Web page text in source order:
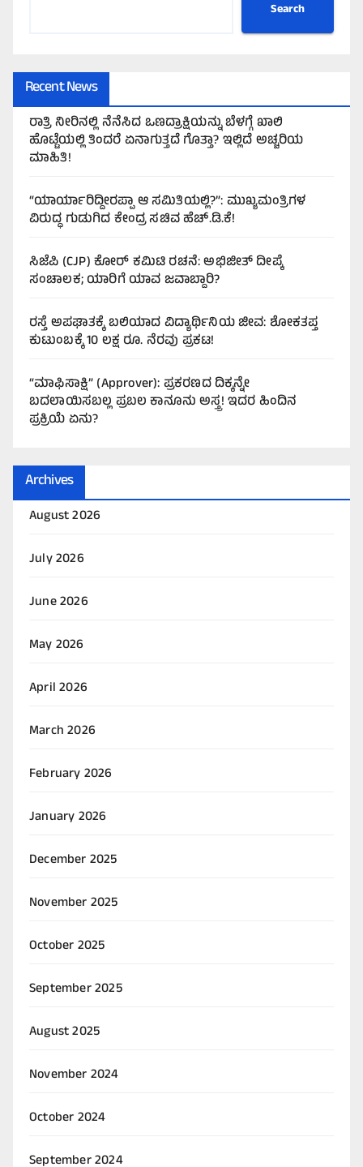
Search
Recent News
ರಾತ್ರಿ ನೀರಿನಲ್ಲಿ ನೆನೆಸಿದ ಒಣದ್ರಾಕ್ಷಿಯನ್ನು ಬೆಳಗ್ಗೆ ಖಾಲಿ
ಹೊಟ್ಟೆಯಲ್ಲಿ ತಿಂದರೆ ಏನಾಗುತ್ತದೆ ಗೊತ್ತಾ? ಇಲ್ಲಿದೆ ಅಚ್ಚರಿಯ
ಮಾಹಿತಿ!
“ಯಾರ್ಯಾರಿದ್ದೀರಪ್ಪಾ ಆ ಸಮಿತಿಯಲ್ಲಿ?”: ಮುಖ್ಯಮಂತ್ರಿಗಳ
ವಿರುದ್ಧ ಗುಡುಗಿದ ಕೇಂದ್ರ ಸಚಿವ ಹೆಚ್.ಡಿ.ಕೆ!
ಸಿಜೆಪಿ (CJP) ಕೋರ್ ಕಮಿಟಿ ರಚನೆ: ಅಭಿಜೀತ್ ದೀಪ್ಕೆ
ಸಂಚಾಲಕ; ಯಾರಿಗೆ ಯಾವ ಜವಾಬ್ದಾರಿ?
ರಸ್ತೆ ಅಪಘಾತಕ್ಕೆ ಬಲಿಯಾದ ವಿದ್ಯಾರ್ಥಿನಿಯ ಜೀವ: ಶೋಕತಪ್ತ
ಕುಟುಂಬಕ್ಕೆ 10 ಲಕ್ಷ ರೂ. ನೆರವು ಪ್ರಕಟ!
“ಮಾಫಿಸಾಕ್ಷಿ” (Approver): ಪ್ರಕರಣದ ದಿಕ್ಕನ್ನೇ
ಬದಲಾಯಿಸಬಲ್ಲ ಪ್ರಬಲ ಕಾನೂನು ಅಸ್ತ್ರ! ಇದರ ಹಿಂದಿನ
ಪ್ರಕ್ರಿಯೆ ಏನು?
Archives
August 2026
July 2026
June 2026
May 2026
April 2026
March 2026
February 2026
January 2026
December 2025
November 2025
October 2025
September 2025
August 2025
November 2024
October 2024
September 2024